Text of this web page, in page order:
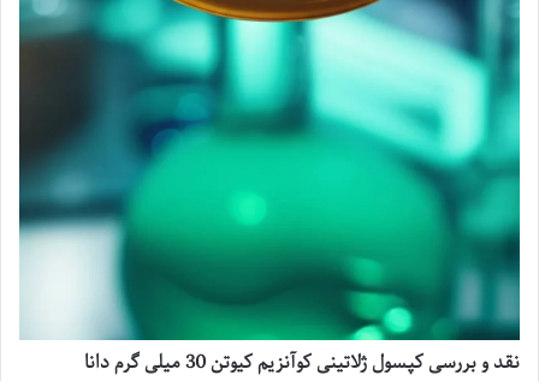
نقد و بررسی کپسول ژلاتینی کوآنزیم کیوتن 30 میلی گرم دانا